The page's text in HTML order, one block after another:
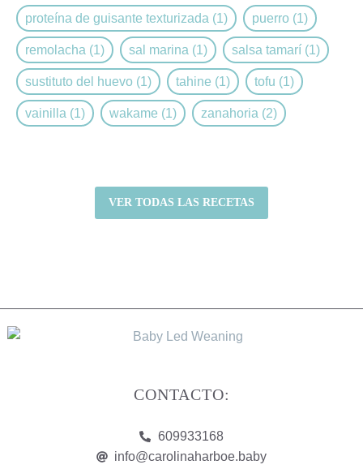
proteína de guisante texturizada (1) puerro (1)
remolacha (1) sal marina (1) salsa tamarí (1)
sustituto del huevo (1) tahine (1) tofu (1)
vainilla (1) wakame (1) zanahoria (2)
VER TODAS LAS RECETAS
CONTACTO:
609933168
info@carolinaharboe.baby